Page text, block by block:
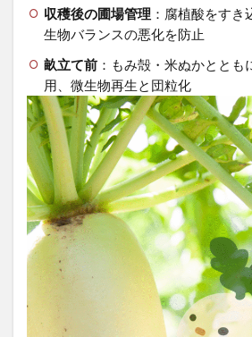
菜共
通：
年間
管理
のポ
イン
ト
5
ま
と
め
収穫後の圃場管理：腐植酸をすき
生物バランスの悪化を防止
畝立て前：もみ殻・米ぬかととも
用、微生物再生と団粒化